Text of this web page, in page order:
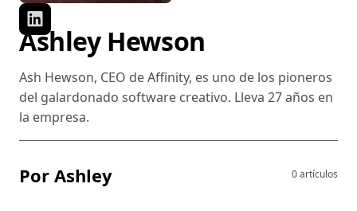
Ashley Hewson
Ash Hewson, CEO de Affinity, es uno de los pioneros
del galardonado software creativo. Lleva 27 años en
la empresa.
Por Ashley 0 artículos